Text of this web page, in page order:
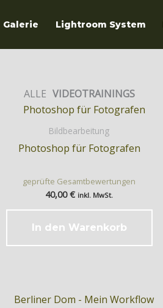
Galerie Lightroom System
ALLE VIDEOTRAININGS
Bildbearbeitung
Photoshop für Fotografen
geprüfte Gesamtbewertungen
40,00€ inkl. MwSt.
In den Warenkorb